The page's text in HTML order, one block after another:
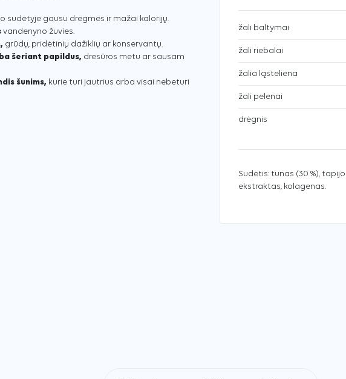
sudėtyje gausu drėgmės ir mažai kalorijų.
vandenyno žuvies.
grūdų, pridėtinių dažiklių ar konservantų.
šeriant papildus, dresūros metu ar sausam
šunims, kurie turi jautrius arba visai nebeturi
žali baltymai
žali riebalai
žalia ląsteliena
žali pelenai
drėgnis
Sudėtis: tunas (30 %),
ekstraktas, kolagenas.